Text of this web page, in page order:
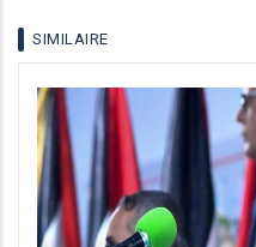
SIMILAIRE